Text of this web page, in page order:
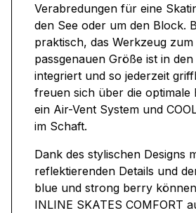
Verabredungen für eine
den See oder um den Block.
praktisch, das Werkzeug
passgenauen Größe ist in
integriert und so jederzeit
freuen sich über die optimale
ein Air-Vent System und
im Schaft.
Dank des stylischen Designs
reflektierenden Details und
blue und strong berry
INLINE SKATES COMFORT